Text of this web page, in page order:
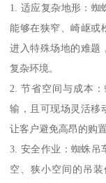
1. 适应复杂地形：蜘
能够在狭窄、崎岖或
进入特殊场地的难题
复杂环境。
2. 节省空间与成本
输，且可现场灵活移
让客户避免高昂的购
3. 安全作业：蜘蛛吊
空、狭小空间的吊